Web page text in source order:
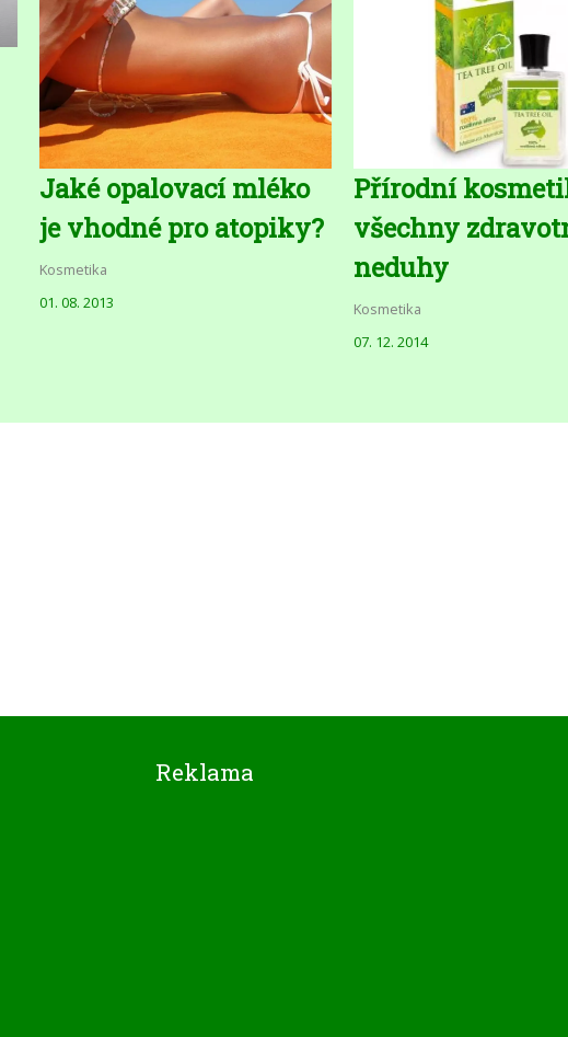
Jaké opalovací mléko
je vhodné pro atopiky?
Kosmetika
01. 08. 2013
Přírodní
všechny
neduhy
Kosmetika
07. 12. 2014
Reklama